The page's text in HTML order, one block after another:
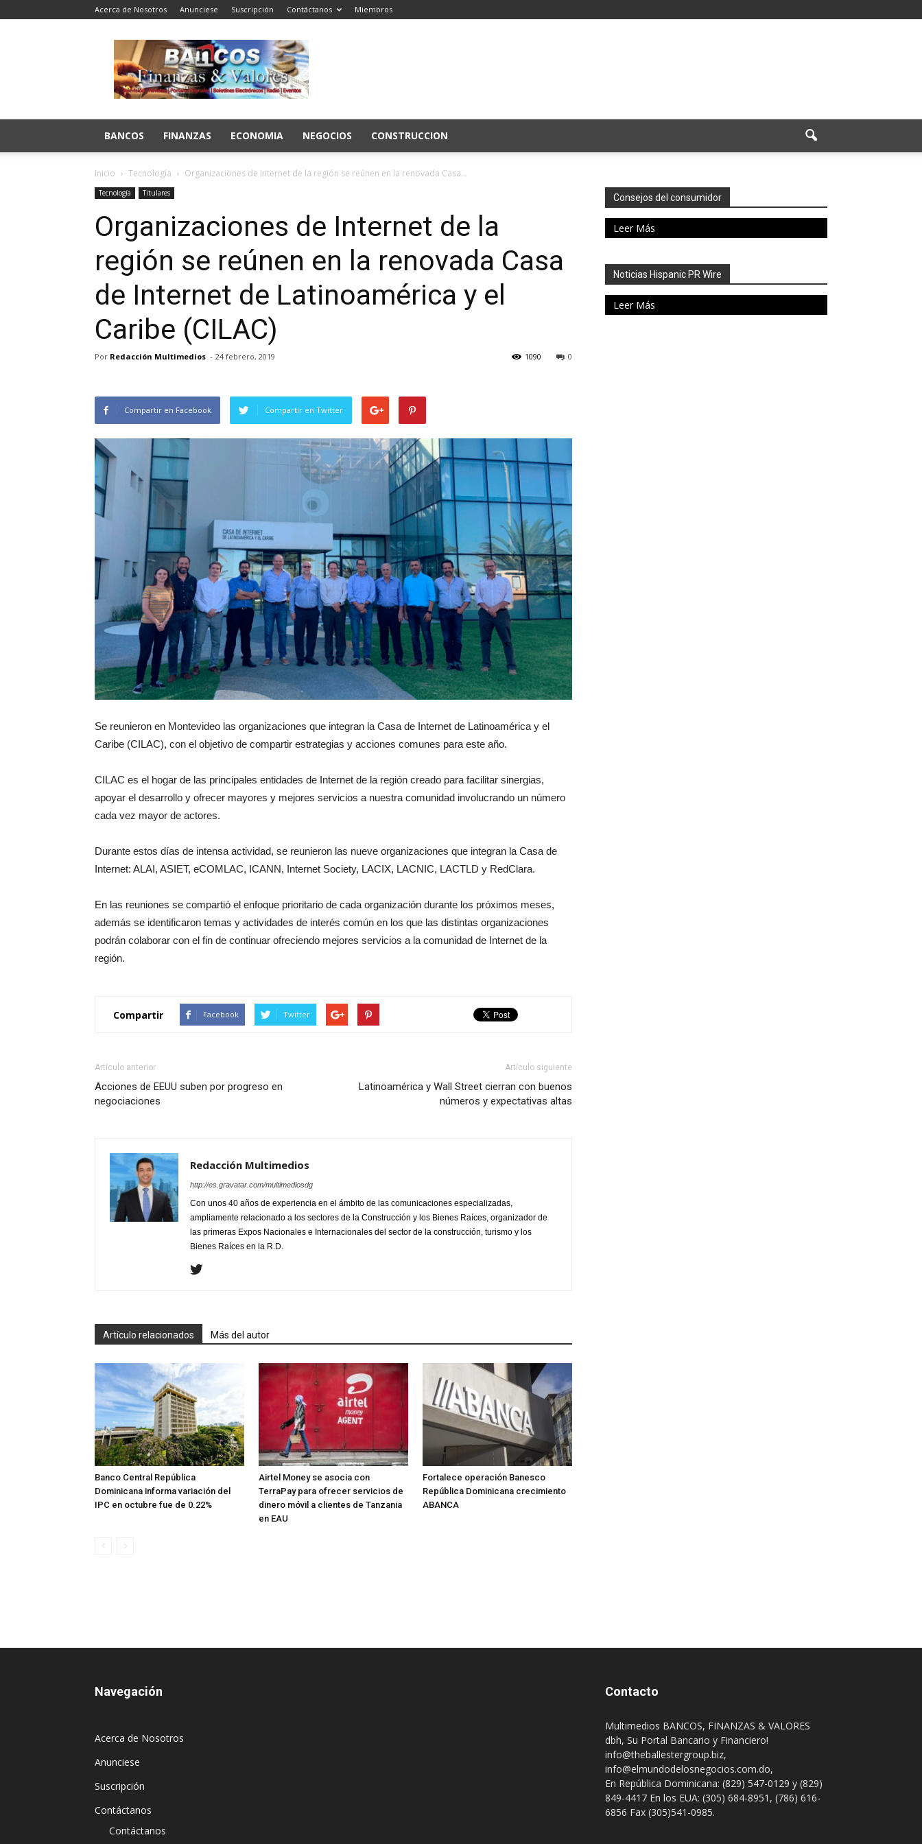
Acerca de Nosotros Anunciese Suscripción Contáctanos Miembros
Bancos
Finanzas
y
Valores
BANCOS FINANZAS ECONOMIA NEGOCIOS CONSTRUCCION
Inicio Tecnología Organizaciones de Internet de la región se reúnen en la renovada Casa...
Tecnología Titulares
Organizaciones de Internet de la
región se reúnen en la renovada Casa
de Internet de Latinoamérica y el
Caribe (CILAC)
Por Redacción Multimedios - 24 febrero, 2019 0
1090
Compartir en Facebook Compartir en Twitter
Se reunieron en Montevideo las organizaciones que integran la Casa de Internet de Latinoamérica y el
Caribe (CILAC), con el objetivo de compartir estrategias y acciones comunes para este año.
CILAC es el hogar de las principales entidades de Internet de la región creado para facilitar sinergias,
apoyar el desarrollo y ofrecer mayores y mejores servicios a nuestra comunidad involucrando un número
cada vez mayor de actores.
Durante estos días de intensa actividad, se reunieron las nueve organizaciones que integran la Casa de
Internet: ALAI, ASIET, eCOMLAC, ICANN, Internet Society, LACIX, LACNIC, LACTLD y RedClara.
En las reuniones se compartió el enfoque prioritario de cada organización durante los próximos meses,
además se identificaron temas y actividades de interés común en los que las distintas organizaciones
podrán colaborar con el fin de continuar ofreciendo mejores servicios a la comunidad de Internet de la
región.
Compartir Facebook Twitter
Artículo anterior
Acciones de EEUU suben por progreso en
negociaciones
Artículo siguiente
Latinoamérica y Wall Street cierran con buenos
números y expectativas altas
Redacción Multimedios
http://es.gravatar.com/multimediosdg
Con unos 40 años de experiencia en el ámbito de las comunicaciones especializadas,
ampliamente relacionado a los sectores de la Construcción y los Bienes Raíces, organizador de
las primeras Expos Nacionales e Internacionales del sector de la construcción, turismo y los
Bienes Raíces en la R.D.
Artículo relacionados Más del autor
Banco Central República
Dominicana informa variación del
IPC en octubre fue de 0.22%
Airtel Money se asocia con
TerraPay para ofrecer servicios de
dinero móvil a clientes de Tanzania
en EAU
Fortalece operación Banesco
República Dominicana crecimiento
ABANCA
Consejos del consumidor
Leer Más
Noticias Hispanic PR Wire
Leer Más
Navegación
Acerca de Nosotros
Anunciese
Suscripción
Contáctanos
Contáctanos
Contacto
Multimedios BANCOS, FINANZAS & VALORES
dbh, Su Portal Bancario y Financiero!
info@theballestergroup.biz,
info@elmundodelosnegocios.com.do,
En República Dominicana: (829) 547-0129 y (829)
849-4417 En los EUA: (305) 684-8951, (786) 616-
6856 Fax (305)541-0985.